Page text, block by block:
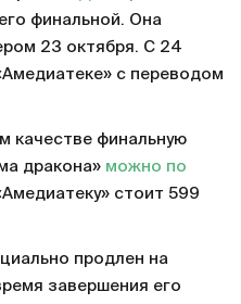
финальной. Она
23 октября. С 24
с переводом
качестве финальную
дракона» можно по
стоит 599
продлен на
завершения его